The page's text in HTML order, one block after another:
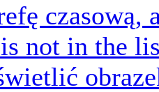
czasową,
not in the